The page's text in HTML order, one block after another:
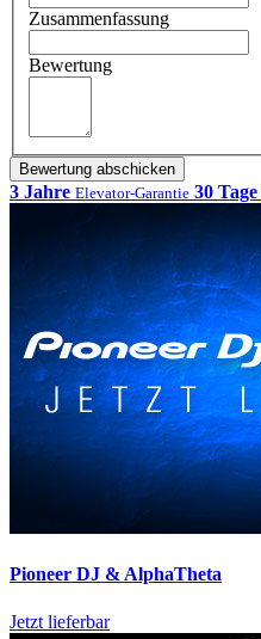
Zusammenfassung
Bewertung
Bewertung abschicken
3 Jahre Elevator-Garantie 30 Tage
Pioneer DJ & AlphaTheta
Jetzt lieferbar